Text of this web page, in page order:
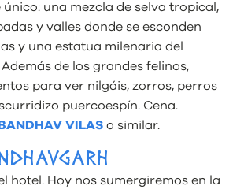
único: una mezcla de selva tropical,
y valles donde se esconden
y una estatua milenaria del
de los grandes felinos,
para ver nilgáis, zorros, perros
puercoespín. Cena.
VILAS o similar.
hotel. Hoy nos sumergiremos en la